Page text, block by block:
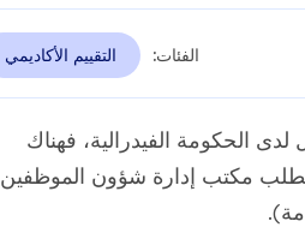
الفئات: التقييم الأكاديمي
الحكومة الفيدرالية، فهناك
يتطلب مكتب إدارة شؤون الموظفين